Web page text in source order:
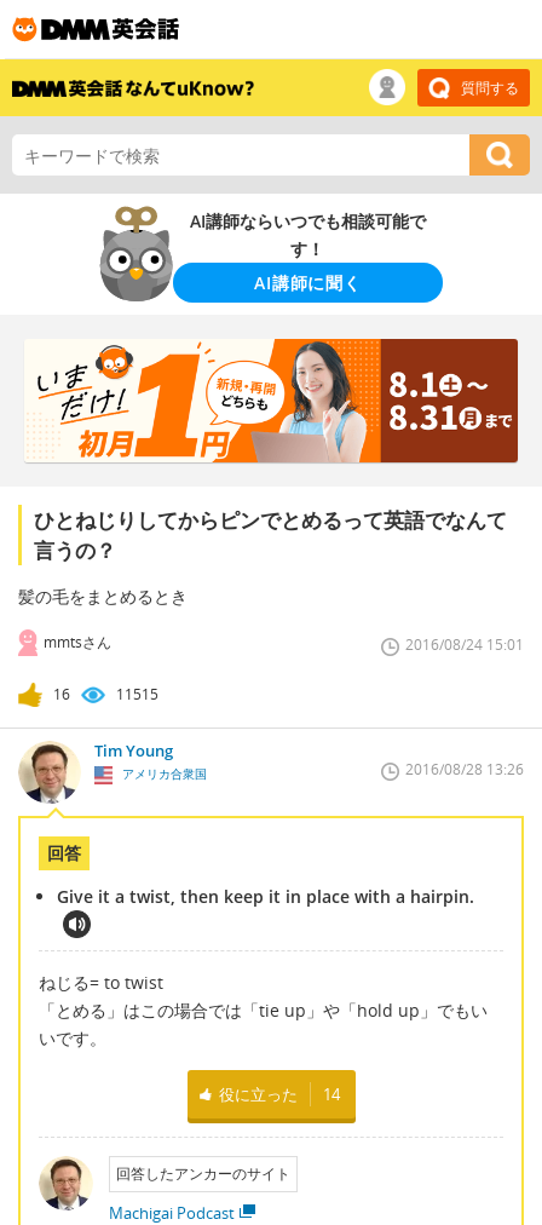
質問する
AI講師ならいつでも相談可能で
す！
AI講師に聞く
ひとねじりしてからピンでとめるって英語でなんて
言うの？
髪の毛をまとめるとき
mmtsさん 2016/08/24 15:01
16 11515
Tim Young
アメリカ合衆国 2016/08/28 13:26
回答
Give it a twist, then keep it in place with a hairpin.
ねじる= to twist
「とめる」はこの場合では「tie up」や「hold up」でもい
いです。
役に立った 14
回答したアンカーのサイト
Machigai Podcast